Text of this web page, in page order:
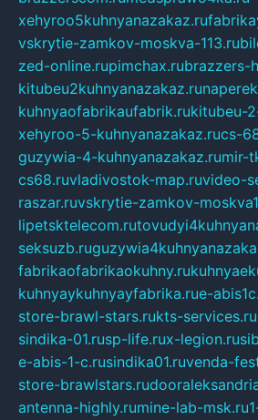
xehyroo5kuhnyanazakaz.ru
vskrytie-zamkov-moskva-113.ru
zed-online.rupimchax.rubrazzers-
kitubeu2kuhnyanazakaz.ru
kuhnyaofabrikaufabrik.rukitubeu-
xehyroo-5-kuhnyanazakaz.rucs-
guzywia-4-kuhnyanazakaz.rumir-
cs68.ruvladivostok-map.ruvideo-
raszar.ruvskrytie-zamkov-
lipetsktelecom.ru
seksuzb.ru
fabrikaofabrikaokuhny.ru
kuhnyaykuhnyayfabrika.rue-
store-brawl-stars.rukts-services.ru
sindika-01.rusp-life.rux-legion.ru
e-abis-1-c.rusindika01.ruvenda-
store-brawlstars.ru
antenna-highly.rumine-lab-msk.ru